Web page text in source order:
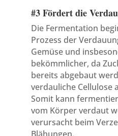
#3 Fördert die
Die Fermentation
Prozess der
Gemüse und
bekömmlicher, da
bereits abgebaut
verdauliche Cellulose
Somit kann
vom Körper verdaut
verursacht beim